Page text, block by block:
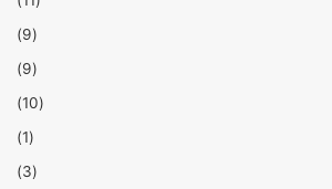
(9)
(9)
(10)
(1)
(3)